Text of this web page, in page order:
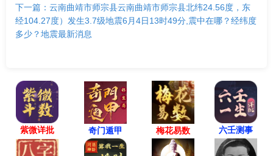
下一篇：云南曲靖市师宗县云南曲靖市师宗县北纬24.56度，东
经104.27度）发生3.7级地震6月4日13时49分,震中在哪？经纬度
多少？地震最新消息
紫微详批 奇门遁甲 梅花易数 六壬测事